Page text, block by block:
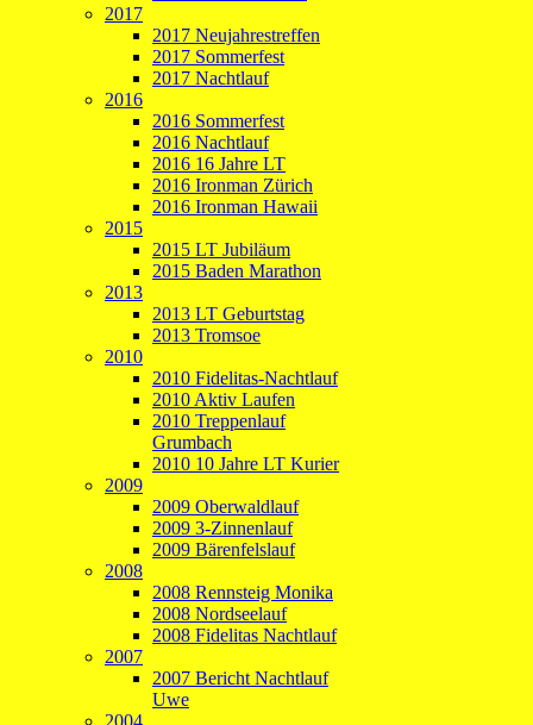
2017
2017 Neujahrestreffen
2017 Sommerfest
2017 Nachtlauf
2016
2016 Sommerfest
2016 Nachtlauf
2016 16 Jahre LT
2016 Ironman Zürich
2016 Ironman Hawaii
2015
2015 LT Jubiläum
2015 Baden Marathon
2013
2013 LT Geburtstag
2013 Tromsoe
2010
2010 Fidelitas-Nachtlauf
2010 Aktiv Laufen
2010 Treppenlauf
Grumbach
2010 10 Jahre LT Kurier
2009
2009 Oberwaldlauf
2009 3-Zinnenlauf
2009 Bärenfelslauf
2008
2008 Rennsteig Monika
2008 Nordseelauf
2008 Fidelitas Nachtlauf
2007
2007 Bericht Nachtlauf
Uwe
2004